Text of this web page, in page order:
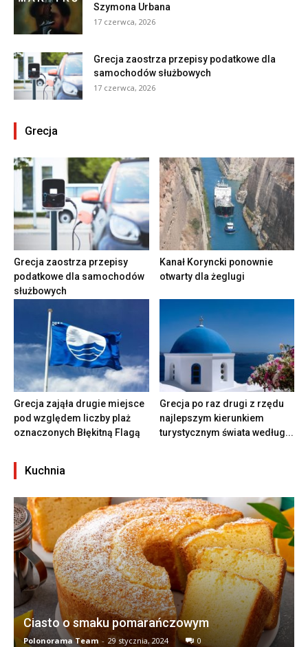
Szymona Urbana
17 czerwca, 2026
Grecja zaostrza przepisy podatkowe dla
samochodów służbowych
17 czerwca, 2026
Grecja
Grecja zaostrza przepisy
podatkowe dla samochodów
służbowych
Kanał Koryncki ponownie
otwarty dla żeglugi
Grecja zająła drugie miejsce
pod względem liczby plaż
oznaczonych Błękitną Flagą
Grecja po raz drugi z rzędu
najlepszym kierunkiem
turystycznym świata według...
Kuchnia
Ciasto o smaku pomarańczowym
Polonorama Team - 29 stycznia, 2024 0